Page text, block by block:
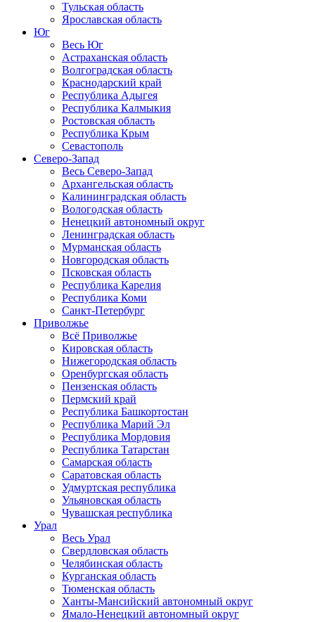
Тульская область
Ярославская область
Юг
Весь Юг
Астраханская область
Волгоградская область
Краснодарский край
Республика Адыгея
Республика Калмыкия
Ростовская область
Республика Крым
Севастополь
Северо-Запад
Весь Северо-Запад
Архангельская область
Калининградская область
Вологодская область
Ненецкий автономный округ
Ленинградская область
Мурманская область
Новгородская область
Псковская область
Республика Карелия
Республика Коми
Санкт-Петербург
Приволжье
Всё Приволжье
Кировская область
Нижегородская область
Оренбургская область
Пензенская область
Пермский край
Республика Башкортостан
Республика Марий Эл
Республика Мордовия
Республика Татарстан
Самарская область
Саратовская область
Удмуртская республика
Ульяновская область
Чувашская республика
Урал
Весь Урал
Свердловская область
Челябинская область
Курганская область
Тюменская область
Ханты-Мансийский автономный округ
Ямало-Ненецкий автономный округ